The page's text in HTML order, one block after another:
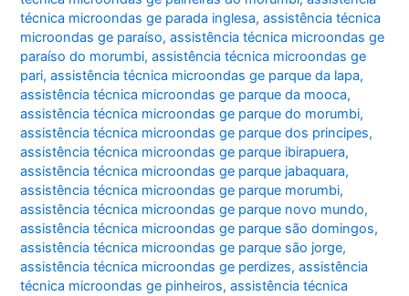
técnica microondas ge parada inglesa,assistência técnica
microondas ge paraíso,assistência técnica microondas ge
paraíso do morumbi,assistência técnica microondas ge
pari,assistência técnica microondas ge parque da lapa,
assistência técnica microondas ge parque da mooca,
assistência técnica microondas ge parque do morumbi,
assistência técnica microondas ge parque dos principes,
assistência técnica microondas ge parque ibirapuera,
assistência técnica microondas ge parque jabaquara,
assistência técnica microondas ge parque morumbi,
assistência técnica microondas ge parque novo mundo,
assistência técnica microondas ge parque são domingos,
assistência técnica microondas ge parque são jorge,
assistência técnica microondas ge perdizes,assistência
técnica microondas ge pinheiros,assistência técnica